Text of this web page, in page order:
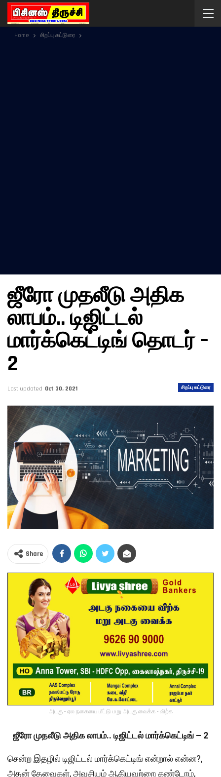
Home சிறப்பு கட்டுரை
ஜீரோ முதலீடு அதிக
லாபம்.. டிஜிட்டல்
மார்க்கெட்டிங் தொடர் –
2
சிறப்பு கட்டுரை
Last updated Oct 30, 2021
Share
அடகு - ஏல நகையை மீட்டு மறு அடகு வைக்க - விற்க
ஜீரோ முதலீடு அதிக லாபம்.. டிஜிட்டல் மார்க்கெட்டிங் – 2
சென்ற இதழில் டிஜிட்டல் மார்க்கெட்டிங் என்றால் என்ன?,
அதன் தேவைகள், அவசியம் ஆகியவற்றை கண்டோம்,